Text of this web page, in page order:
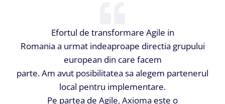
Efortul de transformare Agile in
Romania a urmat indeaproape directia grupului
european din care facem
parte. Am avut posibilitatea sa alegem partenerul
local pentru implementare.
Pe partea de Agile, Axioma este o